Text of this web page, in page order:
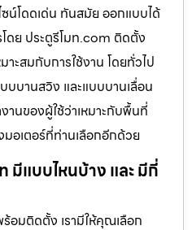
น์โดดเด่น ทันสมัย ออกแบบได้
ดย ประตูรีโมท.com ติดตั้ง
าะสมกับการใช้งาน โดยทั่วไป
บบานสวิง และแบบบานเลื่อน
านของผู้ใช้ว่าเหมาะกับพื้นที่
อเตอร์ที่ท่านเลือกอีกด้วย
มีแบบไหนบ้าง และ มีกี่
อมติดตั้ง เรามีให้คุณเลือก